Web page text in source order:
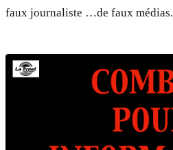
faux journaliste …de faux médias.